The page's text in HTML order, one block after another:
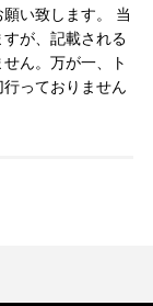
い致します。 当
が、記載される
ん。万が一、ト
っておりません